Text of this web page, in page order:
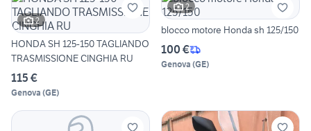
2
HONDA SH 125-150 TAGLIANDO
TRASMISSIONE CINGHIA RU
115 €
Genova (GE)
2
blocco motore Honda sh 125/150
100 €
Genova (GE)